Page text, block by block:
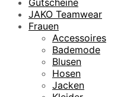
Gutscheine
JAKO Teamwear
Frauen
Accessoires
Bademode
Blusen
Hosen
Jacken